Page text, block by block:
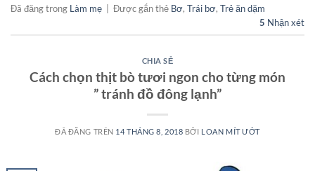
Đã đăng trong Làm mẹ | Được gắn thẻ Bơ, Trái bơ, Trẻ ăn dặm
5 Nhận xét
CHIA SẺ
Cách chọn thịt bò tươi ngon cho từng món
” tránh đồ đông lạnh”
ĐÃ ĐĂNG TRÊN 14 THÁNG 8, 2018 BỞI LOAN MÍT ƯỚT